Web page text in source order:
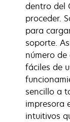
dentro del
proceder.
para
soporte.
número
fáciles de
sencillo a
impresora
intuitivos